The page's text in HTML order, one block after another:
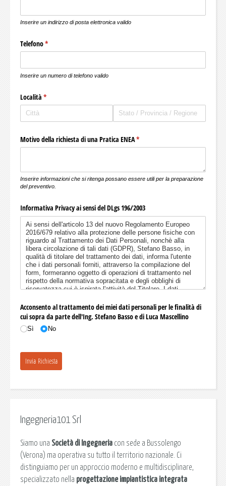
Ingegneria101 Srl
Siamo una Società di Ingegneria con sede a Bussolengo
(Verona) ma operativa su tutto il territorio nazionale. Ci
distinguiamo per un approccio moderno e multidisciplinare,
specializzato nella progettazione impiantistica integrata